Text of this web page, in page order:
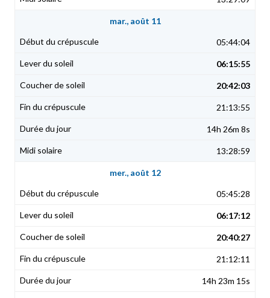
mar., août 11
05:44:04
06:15:55
20:42:03
21:13:55
14h 26m 8s
13:28:59
mer., août 12
05:45:28
06:17:12
20:40:27
21:12:11
14h 23m 15s